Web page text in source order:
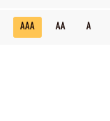
AAA AA A